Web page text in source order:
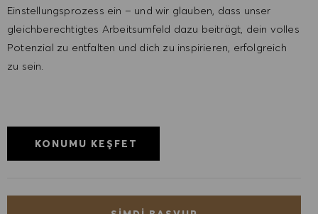
Einstellungsprozess ein – und wir glauben, dass unser
gleichberechtigtes Arbeitsumfeld dazu beiträgt, dein volles
Potenzial zu entfalten und dich zu inspirieren, erfolgreich
zu sein.
KONUMU KEŞFET